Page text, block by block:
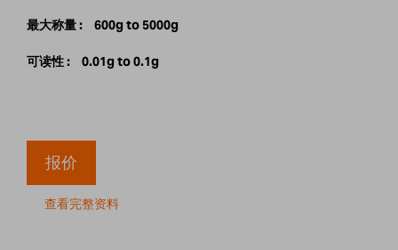
最大称量 : 600g to 5000g
可读性 : 0.01g to 0.1g
报价
查看完整资料